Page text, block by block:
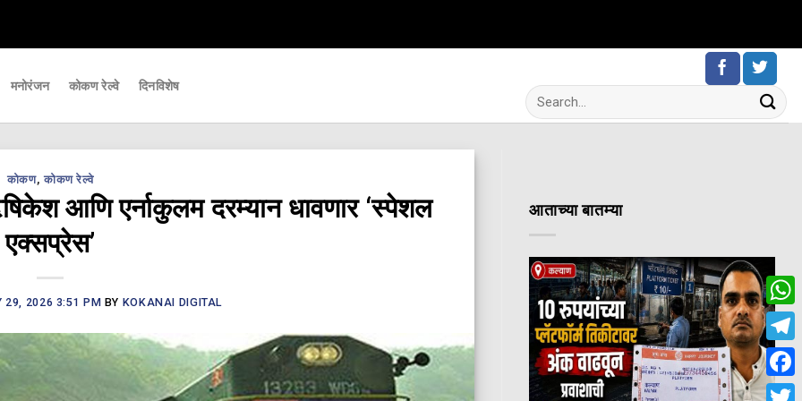
मनोरंजन कोकण रेल्वे दिनविशेष
कोकण, कोकण रेल्वे
आणि एर्नाकुलम दरम्यान धावणार ‘स्पेशल
एक्सप्रेस’
29, 2026 3:51 PM BY KOKANAI DIGITAL
आताच्या बातम्या